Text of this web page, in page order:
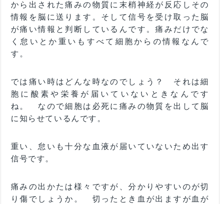
から出された痛みの物質に末梢神経が反応しその
情報を脳に送ります。そして信号を受け取った脳
が痛い情報と判断しているんです。痛みだけでな
く怠いとか重いもすべて細胞からの情報なんで
す。
では痛い時はどんな時なのでしょう？ それは細
胞に酸素や栄養が届いていないときなんです
ね。 なので細胞は必死に痛みの物質を出して脳
に知らせているんです。
重い、怠いも十分な血液が届いていないため出す
信号です。
痛みの出かたは様々ですが、分かりやすいのが切
り傷でしょうか。 切ったとき血が出ますが血が